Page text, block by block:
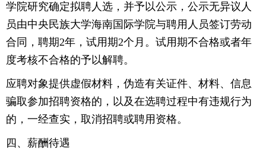
学院研究确定拟聘人选，并予以公示，公示无异议人
员由中央民族大学海南国际学院与聘用人员签订劳动
合同，聘期2年，试用期2个月。试用期不合格或者年
度考核不合格的予以解聘。
应聘对象提供虚假材料，伪造有关证件、材料、信息
骗取参加招聘资格的，以及在选聘过程中有违规行为
的，一经查实，取消招聘或聘用资格。
四、薪酬待遇